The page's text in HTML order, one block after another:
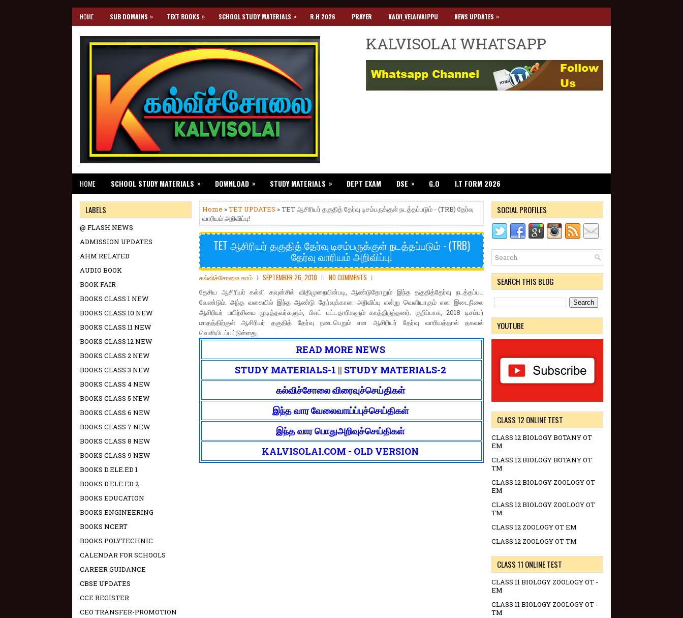
HOME SUB DOMAINS » TEXT BOOKS » SCHOOL STUDY MATERIALS » R.H 2026 PRAYER KALVI_VELAIVAIPPU NEWS UPDATES »
KALVISOLAI WHATSAPP
HOME SCHOOL STUDY MATERIALS » DOWNLOAD » STUDY MATERIALS » DEPT EXAM DSE » G.O I.T FORM 2026
Home »TET UPDATES » TET ஆசிரியர் தகுதித் தேர்வு டிசம்பருக்குள் நடத்தப்படும் - (TRB) தேர்வு
வாரியம் அறிவிப்பு!
TET ஆசிரியர் தகுதித் தேர்வு டிசம்பருக்குள் நடத்தப்படும் - (TRB)
தேர்வு வாரியம் அறிவிப்பு!
கல்விச்சோலை.காம் SEPTEMBER 26, 2018 NO COMMENTS
தேசிய ஆசிரியர் கல்வி கவுன்சில் விதிமுறையின்படி, ஆண்டுதோறும் இந்த தகுதித்தேர்வு நடத்தப்பட
வேண்டும். அந்த வகையில் இந்த ஆண்டு தேர்வுக்கான அறிவிப்பு என்று வெளியாகும் என இடைநிலை
ஆசிரியர் பயிற்சியை முடித்தவர்களும், பிஎட் பட்டதாரிகளும் காத்திருந்தனர். குறிப்பாக, 2018 டிசம்பர்
மாதத்திற்குள் ஆசிரியர் தகுதித் தேர்வு நடைபெறும் என ஆசிரியர் தேர்வு வாரியத்தால் தகவல்
வெளியிடப்பட்டுள்ளது.
READ MORE NEWS
STUDY MATERIALS-1 || STUDY MATERIALS-2
கல்விச்சோலை விரைவுச்செய்திகள்
இந்த வார வேலைவாய்ப்புச்செய்திகள்
இந்த வார பொதுஅறிவுச்செய்திகள்
KALVISOLAI.COM - OLD VERSION
LABELS
@ FLASH NEWS
ADMISSION UPDATES
AHM RELATED
AUDIO BOOK
BOOK FAIR
BOOKS CLASS 1 NEW
BOOKS CLASS 10 NEW
BOOKS CLASS 11 NEW
BOOKS CLASS 12 NEW
BOOKS CLASS 2 NEW
BOOKS CLASS 3 NEW
BOOKS CLASS 4 NEW
BOOKS CLASS 5 NEW
BOOKS CLASS 6 NEW
BOOKS CLASS 7 NEW
BOOKS CLASS 8 NEW
BOOKS CLASS 9 NEW
BOOKS D.ELE.ED 1
BOOKS D.ELE.ED 2
BOOKS EDUCATION
BOOKS ENGINEERING
BOOKS NCERT
BOOKS POLYTECHNIC
CALENDAR FOR SCHOOLS
CAREER GUIDANCE
CBSE UPDATES
CCE REGISTER
CEO TRANSFER-PROMOTION
SOCIAL PROFILES
SEARCH THIS BLOG
YOUTUBE
CLASS 12 ONLINE TEST
CLASS 12 BIOLOGY BOTANY OT
EM
CLASS 12 BIOLOGY BOTANY OT
TM
CLASS 12 BIOLOGY ZOOLOGY OT
EM
CLASS 12 BIOLOGY ZOOLOGY OT
TM
CLASS 12 ZOOLOGY OT EM
CLASS 12 ZOOLOGY OT TM
CLASS 11 ONLINE TEST
CLASS 11 BIOLOGY ZOOLOGY OT -
EM
CLASS 11 BIOLOGY ZOOLOGY OT -
TM